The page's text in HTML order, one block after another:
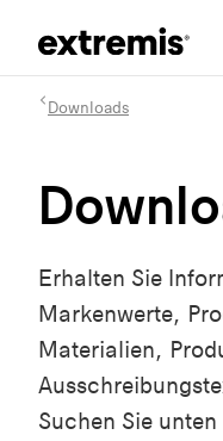
Downloads
Erhalten Sie
Markenwerte,
Materialien,
Suchen Sie